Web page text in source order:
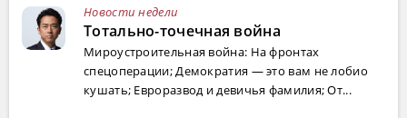
Новости недели
Тотально-точечная война
Мироустроительная война: На фронтах
спецоперации; Демократия — это вам не лобио
кушать; Евроразвод и девичья фамилия; От...